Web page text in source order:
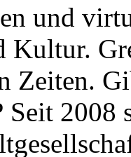
und
Kultur.
Zeiten.
2008